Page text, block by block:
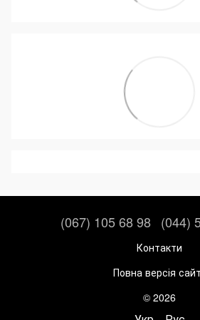
(067) 105 68 98 (044)
Контакти
Повна версія
© 2026